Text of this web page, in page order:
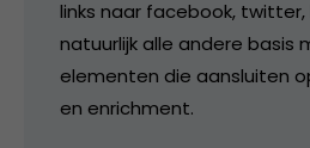
links naar facebook, twitter,
natuurlijk alle andere basis
elementen die aansluiten
en enrichment.